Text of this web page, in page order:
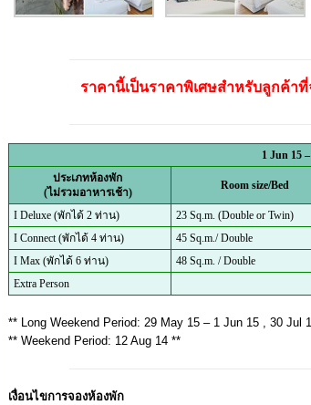
ราคานี้เป็นราคาพิเศษสำหรับลูกค้าที่
1 Jun 15
ประเภทห้องพัก
(ไม่รวมอาหารเช้า)
Room size/Bed
I Deluxe (พักได้ 2 ท่าน) 23 Sq.m. (Double or Twin)
I Connect (พักได้ 4 ท่าน)
45 Sq.m./ Double
I Max (พักได้ 6 ท่าน)
48 Sq.m. / Double
Extra Person
** Long Weekend Period: 29 May 15 – 1 Jun 15 , 30 Jul
** Weekend Period: 12 Aug 14 **
เงื่อนไขการจองห้องพัก